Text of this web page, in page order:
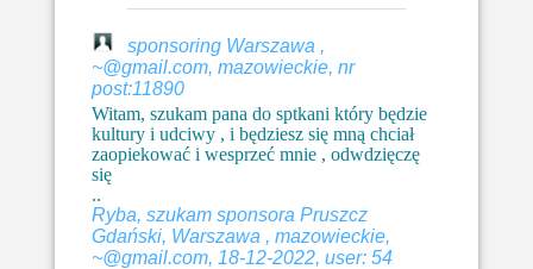
sponsoring Warszawa ,
~@gmail.com, mazowieckie, nr
post:11890
Witam, szukam pana do sptkani który będzie
kultury i udciwy , i będziesz się mną chciał
zaopiekować i wesprzeć mnie , odwdzięczę
się
..
Ryba, szukam sponsora Pruszcz
Gdański, Warszawa , mazowieckie,
~@gmail.com, 18-12-2022, user: 54